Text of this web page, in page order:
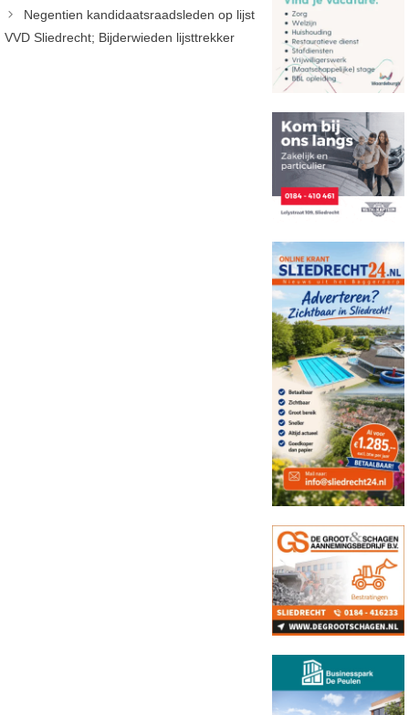
Negentien kandidaatsraadsleden op lijst
VVD Sliedrecht; Bijderwieden lijsttrekker